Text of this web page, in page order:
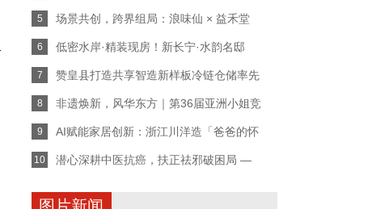
5 场景共创，跨界组局：浪味仙 × 益禾堂
6 低密水岸·精装现房！新长宁·水韵名邸
7 赞皇县打造共享智造新样板冷链仓储率先
8 非遗焕新，风华东方｜第36届亚洲小姐竞
9 AI赋能家居创新：浙江川洋造「爸爸的怀
10 潜心深耕中医抗癌，扶正祛邪破困局 —